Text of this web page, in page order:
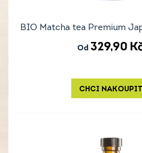
BIO Matcha tea Premium
Od 329,90
CHCI NAKOUPIT